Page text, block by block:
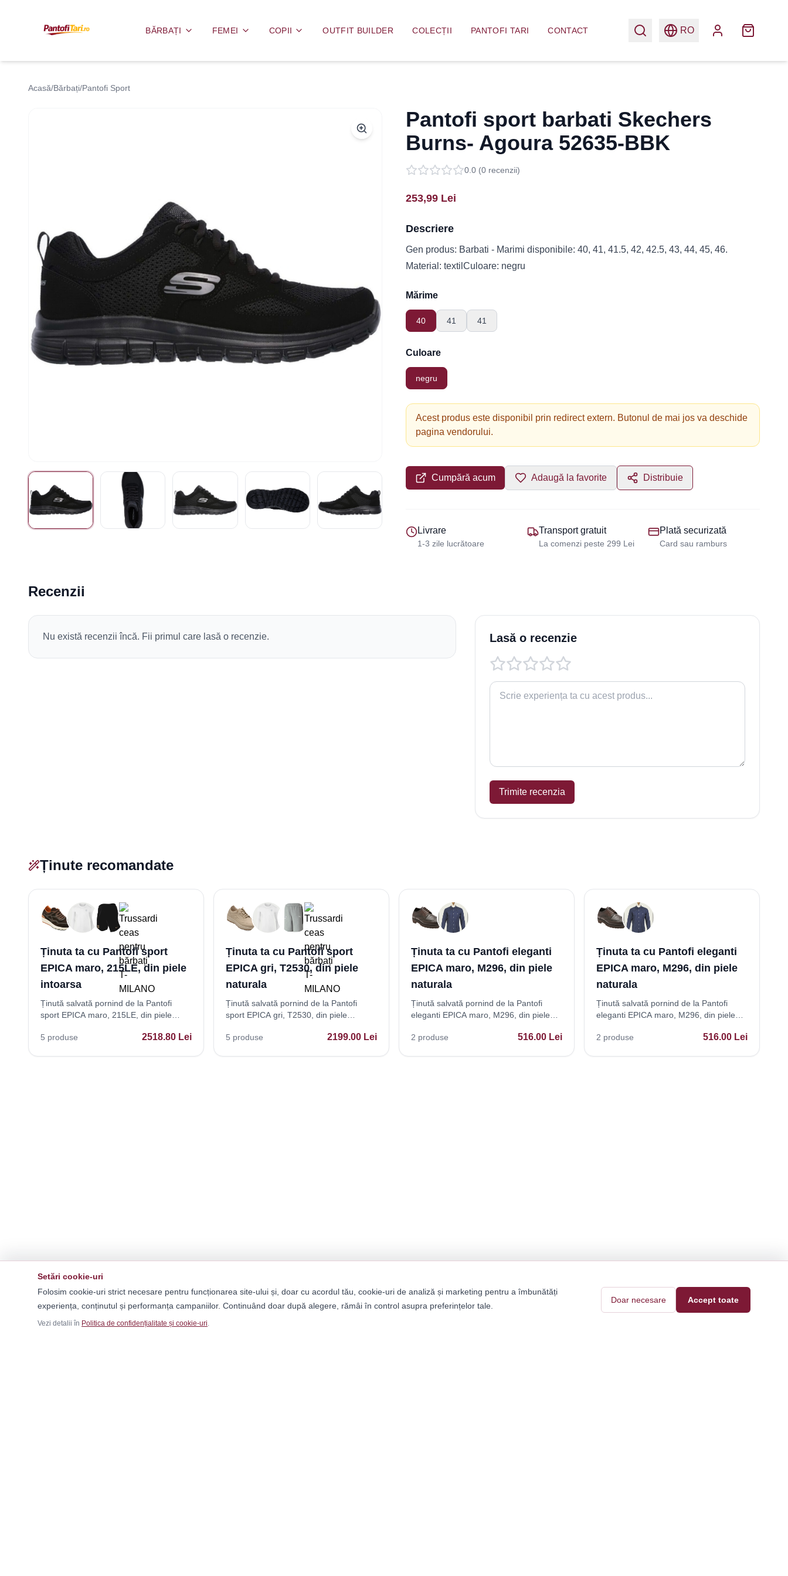
BĂRBAȚI FEMEI COPII OUTFIT BUILDER COLECȚII PANTOFI TARI CONTACT RO
Acasă/Bărbați/Pantofi Sport
Pantofi sport barbati Skechers
Burns- Agoura 52635-BBK
0.0 (0 recenzii)
253,99 Lei
Descriere
Gen produs: Barbati - Marimi disponibile: 40, 41, 41.5, 42, 42.5, 43, 44, 45, 46.
Material: textilCuloare: negru
Mărime
40 41 41
Culoare
negru
Acest produs este disponibil prin redirect extern. Butonul de mai jos va deschide
pagina vendorului.
Cumpără acum Adaugă la favorite Distribuie
Livrare
1-3 zile lucrătoare
Transport gratuit
La comenzi peste 299 Lei
Plată securizată
Card sau ramburs
Recenzii
Nu există recenzii încă. Fii primul care lasă o recenzie. Lasă o recenzie
Trimite recenzia
Ținute recomandate
Ținuta ta cu Pantofi sport
EPICA maro, 215LE, din piele
intoarsa
Ținută salvată pornind de la Pantofi
sport EPICA maro, 215LE, din piele
5 produse 2518.80 Lei
Ținuta ta cu Pantofi sport
EPICA gri, T2530, din piele
naturala
Ținută salvată pornind de la Pantofi
sport EPICA gri, T2530, din piele
5 produse 2199.00 Lei
Ținuta ta cu Pantofi eleganti
EPICA maro, M296, din piele
naturala
Ținută salvată pornind de la Pantofi
eleganti EPICA maro, M296, din piele
2 produse 516.00 Lei
Ținuta ta cu Pantofi eleganti
EPICA maro, M296, din piele
naturala
Ținută salvată pornind de la Pantofi
eleganti EPICA maro, M296, din piele
2 produse 516.00 Lei
Setări cookie-uri
Folosim cookie-uri strict necesare pentru funcționarea site-ului și, doar cu acordul tău, cookie-uri de analiză și marketing pentru a îmbunătăți
experiența, conținutul și performanța campaniilor. Continuând doar după alegere, rămâi în control asupra preferințelor tale.
Vezi detalii în Politica de confidențialitate și cookie-uri.
Doar necesare Accept toate